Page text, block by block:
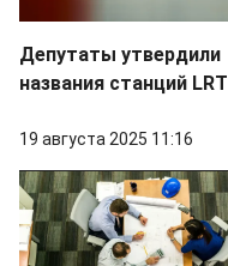
Депутаты утвердили
названия станций LRT
19 августа 2025 11:16